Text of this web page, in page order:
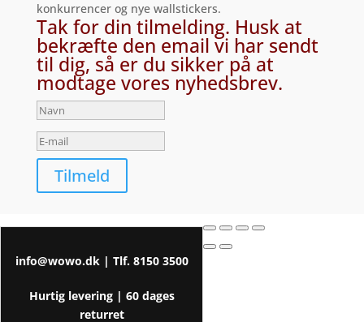
konkurrencer og nye wallstickers.
Tak for din tilmelding. Husk at
bekræfte den email vi har sendt
til dig, så er du sikker på at
modtage vores nyhedsbrev.
Tilmeld
info@wowo.dk| Tlf. 8150 3500
Hurtig levering | 60 dages
returret